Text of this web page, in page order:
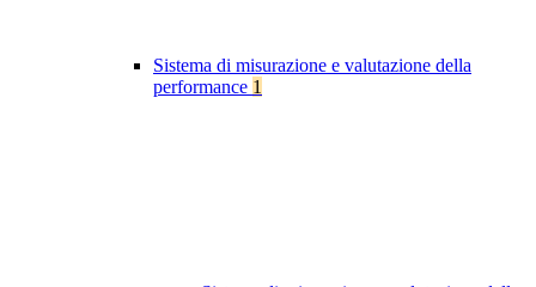
Sistema di misurazione e valutazione della
performance 1